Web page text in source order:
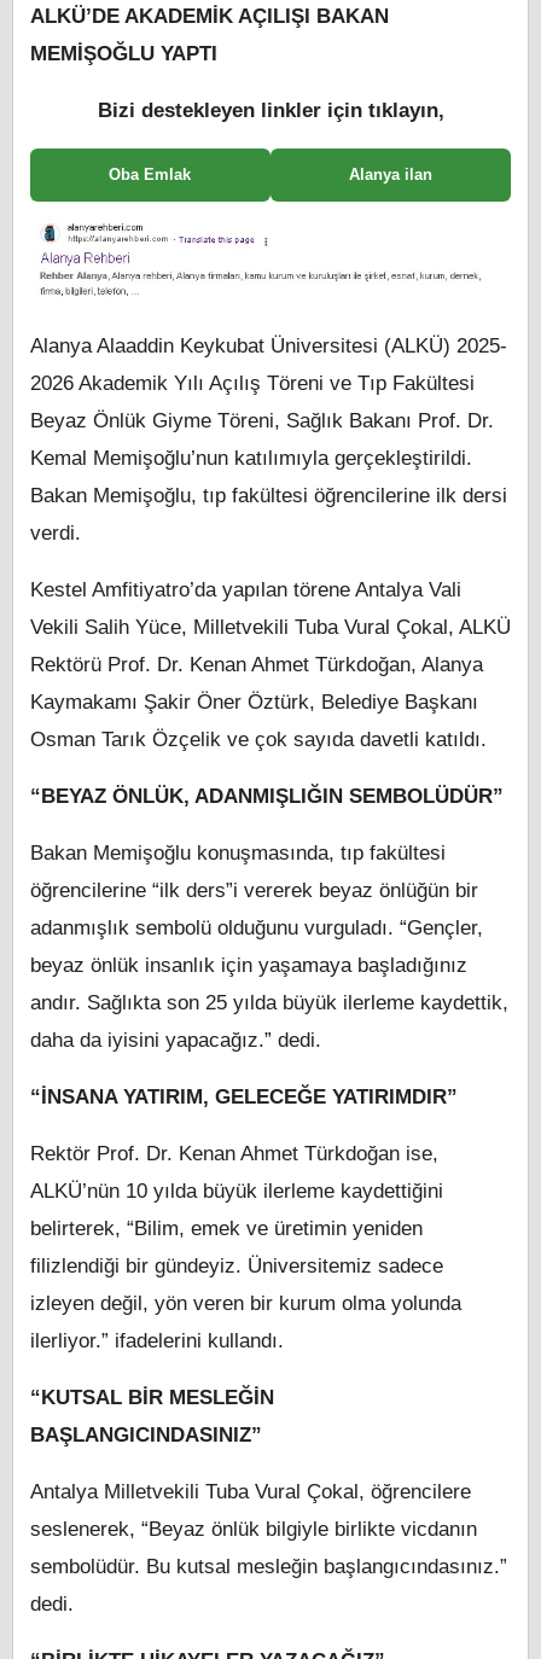
ALKÜ’DE AKADEMİK AÇILIŞI BAKAN
MEMİŞOĞLU YAPTI
Bizi destekleyen linkler için tıklayın,
Oba Emlak Alanya ilan
Alanya Alaaddin Keykubat Üniversitesi (ALKÜ) 2025-
2026 Akademik Yılı Açılış Töreni ve Tıp Fakültesi
Beyaz Önlük Giyme Töreni, Sağlık Bakanı Prof. Dr.
Kemal Memişoğlu’nun katılımıyla gerçekleştirildi.
Bakan Memişoğlu, tıp fakültesi öğrencilerine ilk dersi
verdi.
Kestel Amfitiyatro’da yapılan törene Antalya Vali
Vekili Salih Yüce, Milletvekili Tuba Vural Çokal, ALKÜ
Rektörü Prof. Dr. Kenan Ahmet Türkdoğan, Alanya
Kaymakamı Şakir Öner Öztürk, Belediye Başkanı
Osman Tarık Özçelik ve çok sayıda davetli katıldı.
“BEYAZ ÖNLÜK, ADANMIŞLIĞIN SEMBOLÜDÜR”
Bakan Memişoğlu konuşmasında, tıp fakültesi
öğrencilerine “ilk ders”i vererek beyaz önlüğün bir
adanmışlık sembolü olduğunu vurguladı. “Gençler,
beyaz önlük insanlık için yaşamaya başladığınız
andır. Sağlıkta son 25 yılda büyük ilerleme kaydettik,
daha da iyisini yapacağız.” dedi.
“İNSANA YATIRIM, GELECEĞE YATIRIMDIR”
Rektör Prof. Dr. Kenan Ahmet Türkdoğan ise,
ALKÜ’nün 10 yılda büyük ilerleme kaydettiğini
belirterek, “Bilim, emek ve üretimin yeniden
filizlendiği bir gündeyiz. Üniversitemiz sadece
izleyen değil, yön veren bir kurum olma yolunda
ilerliyor.” ifadelerini kullandı.
“KUTSAL BİR MESLEĞİN
BAŞLANGICINDASINIZ”
Antalya Milletvekili Tuba Vural Çokal, öğrencilere
seslenerek, “Beyaz önlük bilgiyle birlikte vicdanın
sembolüdür. Bu kutsal mesleğin başlangıcındasınız.”
dedi.